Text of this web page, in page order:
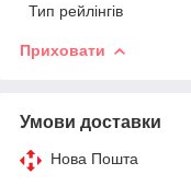
Тип рейлінгів
Приховати
Умови доставки
Нова Пошта